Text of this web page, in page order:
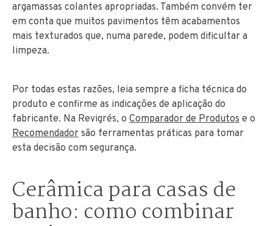
argamassas colantes apropriadas. Também convém ter
em conta que muitos pavimentos têm acabamentos
mais texturados que, numa parede, podem dificultar a
limpeza.
Por todas estas razões, leia sempre a ficha técnica do
produto e confirme as indicações de aplicação do
fabricante. Na Revigrés, o Comparador de Produtos e o
Recomendador são ferramentas práticas para tomar
esta decisão com segurança.
Cerâmica para casas de
banho: como combinar